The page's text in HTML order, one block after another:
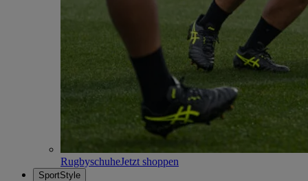
RugbyschuheJetzt shoppen
SportStyle